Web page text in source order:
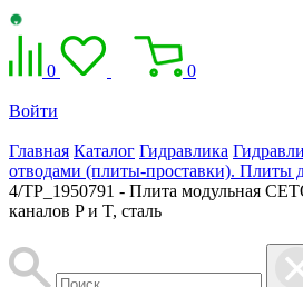
0 0
Войти
Главная Каталог Гидравлика
отводами (плиты-проставки). Плиты
4/TP_1950791 - Плита модульная
каналов P и T, сталь